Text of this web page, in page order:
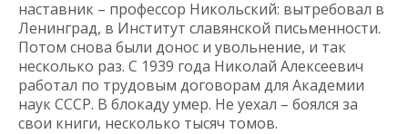
наставник – профессор Никольский: вытребовал в
Ленинград, в Институт славянской письменности.
Потом снова были донос и увольнение, и так
несколько раз. С 1939 года Николай Алексеевич
работал по трудовым договорам для Академии
наук СССР. В блокаду умер. Не уехал – боялся за
свои книги, несколько тысяч томов.